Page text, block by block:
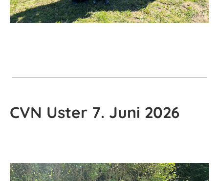
CVN Uster 7. Juni 2026